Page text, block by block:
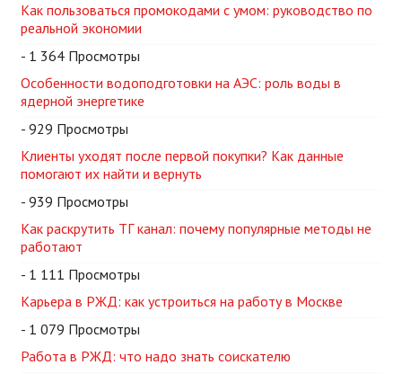
Как пользоваться промокодами с умом: руководство по
реальной экономии
- 1 364 Просмотры
Особенности водоподготовки на АЭС: роль воды в
ядерной энергетике
- 929 Просмотры
Клиенты уходят после первой покупки? Как данные
помогают их найти и вернуть
- 939 Просмотры
Как раскрутить ТГ канал: почему популярные методы не
работают
- 1 111 Просмотры
Карьера в РЖД: как устроиться на работу в Москве
- 1 079 Просмотры
Работа в РЖД: что надо знать соискателю